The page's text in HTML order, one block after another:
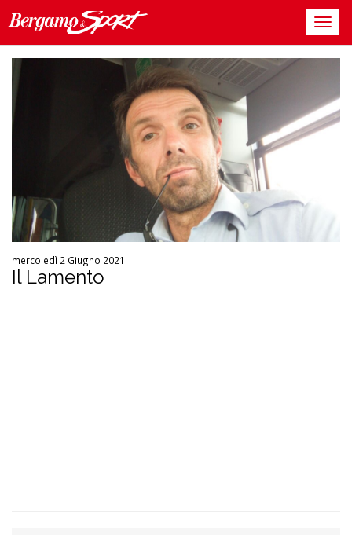
mercoledì 2 Giugno 2021
Il Lamento